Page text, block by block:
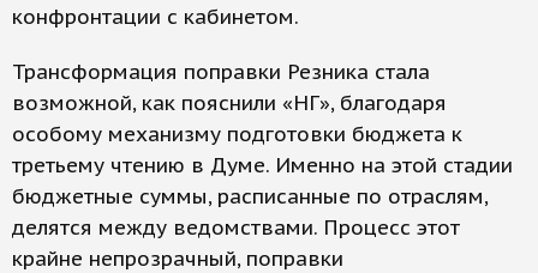
конфронтации с кабинетом.
Трансформация поправки Резника стала
возможной, как пояснили «НГ», благодаря
особому механизму подготовки бюджета к
третьему чтению в Думе. Именно на этой стадии
бюджетные суммы, расписанные по отраслям,
делятся между ведомствами. Процесс этот
крайне непрозрачный, поправки